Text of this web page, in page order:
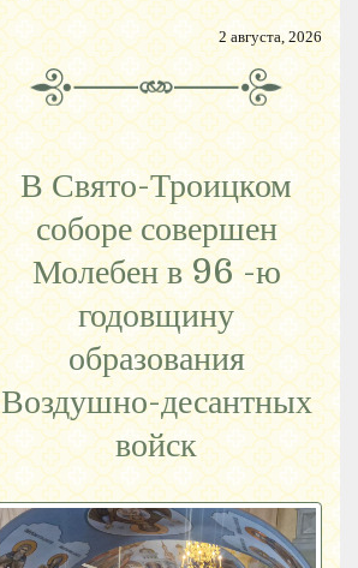
2 августа, 2026
В Свято-Троицком
соборе совершен
Молебен в 96 -ю
годовщину
образования
Воздушно-десантных
войск